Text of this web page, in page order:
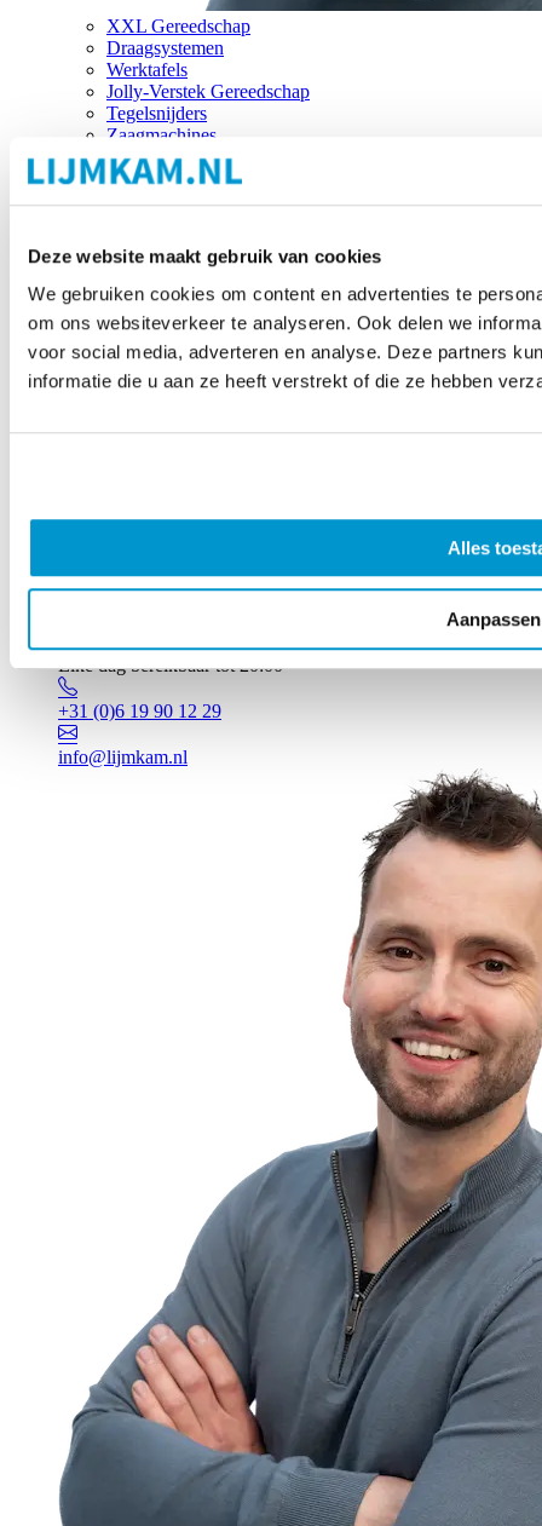
Deze website maakt gebruik van cookies
We gebruiken cookies om content en advertenties te
om ons websiteverkeer te analyseren. Ook delen we
voor social media, adverteren en analyse. Deze partners
informatie die u aan ze heeft verstrekt of die ze hebben
Alles
Aanpassen
XXL Gereedschap
Draagsystemen
Werktafels
Jolly-Verstek Gereedschap
Tegelsnijders
Zaagmachines
Merken
Elke dag bereikbaar tot 20:00
+31 (0)6 19 90 12 29
info@lijmkam.nl